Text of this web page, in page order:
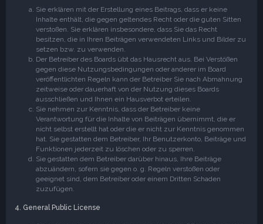
Sie erklären mit der Erstellung eines Beitrags, dass er keine
Inhalte enthält, die gegen geltendes Recht oder die guten Sitten
verstoßen. Sie erklären insbesondere, dass Sie das Recht
besitzen, die in Ihren Beiträgen verwendeten Links und Bilder zu
setzen bzw. zu verwenden.
Der Betreiber des Boards übt das Hausrecht aus. Bei Verstößen
gegen diese Nutzungsbedingungen oder anderer im Board
veröffentlichten Regeln kann der Betreiber Sie nach Abmahnung
zeitweise oder dauerhaft von der Nutzung dieses Boards
ausschließen und Ihnen ein Hausverbot erteilen.
Sie nehmen zur Kenntnis, dass der Betreiber keine
Verantwortung für die Inhalte von Beiträgen übernimmt, die er
nicht selbst erstellt hat oder die er nicht zur Kenntnis genommen
hat. Sie gestatten dem Betreiber, Ihr Benutzerkonto, Beiträge und
Funktionen jederzeit zu löschen oder zu sperren.
Sie gestatten dem Betreiber darüber hinaus, Ihre Beiträge
abzuändern, sofern sie gegen o. g. Regeln verstoßen oder
geeignet sind, dem Betreiber oder einem Dritten Schaden
zuzufügen.
4. General Public License